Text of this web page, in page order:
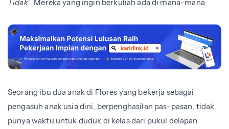
Tidak’. Mereka yang ingin berkuliah ada di mana-mana.
Seorang ibu dua anak di Flores yang bekerja sebagai
pengasuh anak usia dini, berpenghasilan pas-pasan, tidak
punya waktu untuk duduk di kelas dari pukul delapan